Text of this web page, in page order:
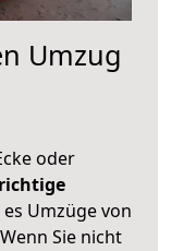
Umzug
oder
richtige
Umzüge von
Sie nicht